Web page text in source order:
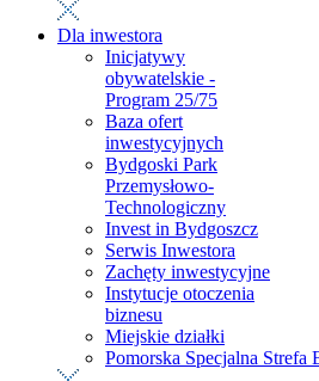
Dla inwestora
Inicjatywy
obywatelskie -
Program 25/75
Baza ofert
inwestycyjnych
Bydgoski Park
Przemysłowo-
Technologiczny
Invest in Bydgoszcz
Serwis Inwestora
Zachęty inwestycyjne
Instytucje otoczenia
biznesu
Miejskie działki
Pomorska Specjalna Strefa